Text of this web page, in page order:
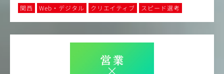
関西 Web・デジタル クリエイティブ スピード選考